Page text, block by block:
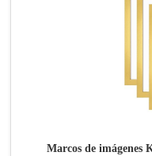
Marcos de imágenes